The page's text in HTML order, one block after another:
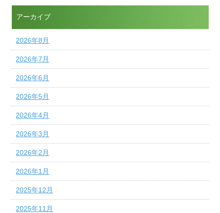
アーカイブ
2026年8月
2026年7月
2026年6月
2026年5月
2026年4月
2026年3月
2026年2月
2026年1月
2025年12月
2025年11月